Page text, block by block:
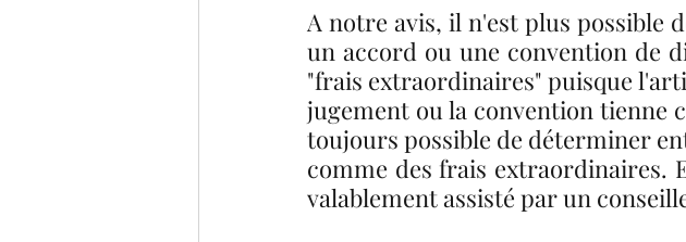
A notre avis, il n'est plus possible
un accord ou une convention de
"frais extraordinaires" puisque
jugement ou la convention tienne
toujours possible de déterminer
comme des frais extraordinaires.
valablement assisté par un